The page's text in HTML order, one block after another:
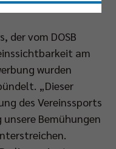
der vom DOSB
am
wurden
„Dieser
des Vereinssports
Bemühungen
akzeptieren